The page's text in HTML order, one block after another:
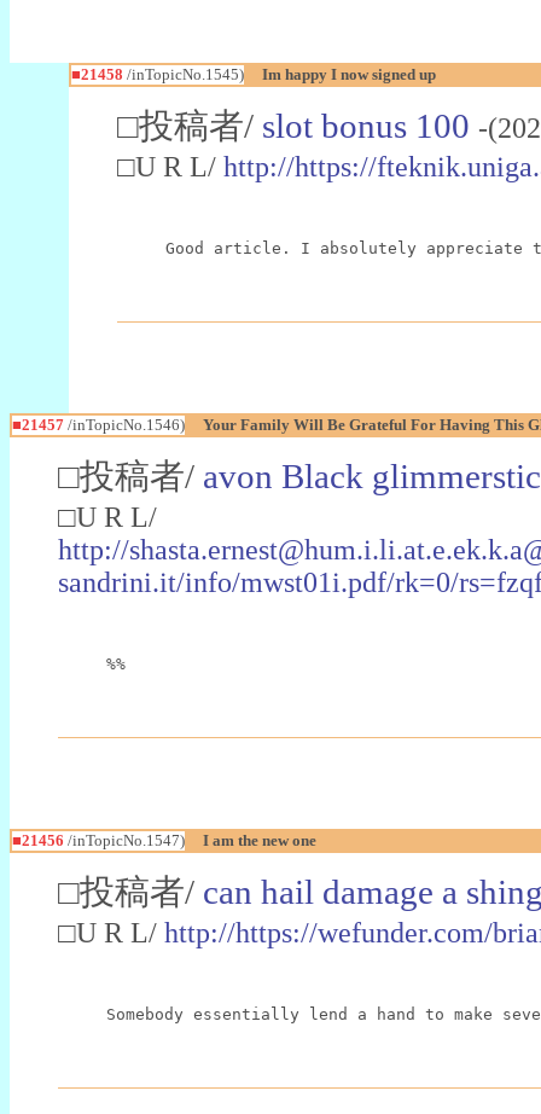
■21458 /inTopicNo.1545) Im happy I now signed up
□投稿者/ slot bonus 100 -
□U R L/ http://https://
Good article. I absolutely appreciate
■21457 /inTopicNo.1546) Your Family Will Be Grateful For Having This
□投稿者/ avon Black
□U R L/
http://
sandrini.it/info/mwst01i.pdf/rk=0/
%%
■21456 /inTopicNo.1547) I am the new one
□投稿者/ can hail damage a
□U R L/ http://https://wefunder.com/
Somebody essentially lend a hand to make